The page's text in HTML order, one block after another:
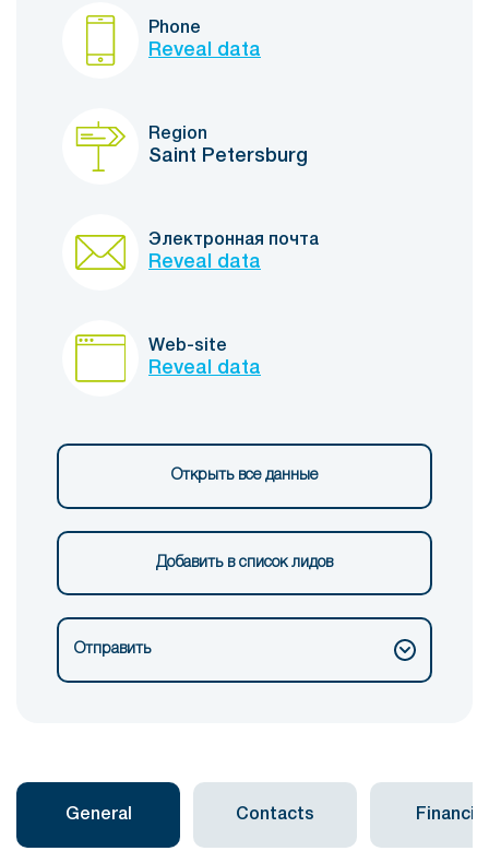
Phone
Reveal data
Region
Saint Petersburg
Электронная почта
Reveal data
Web-site
Reveal data
Открыть все данные
Добавить в список лидов
Отправить
General Contacts Financial